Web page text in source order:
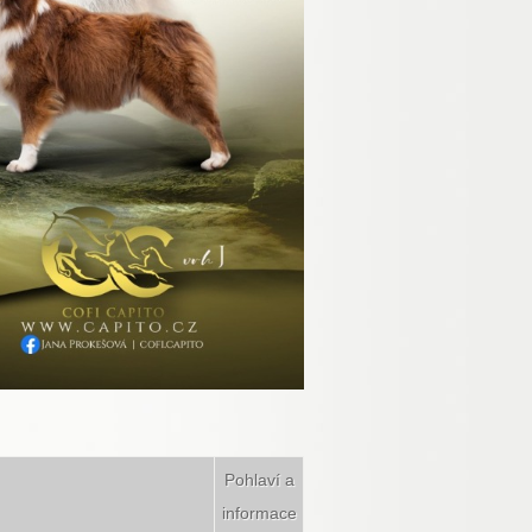
Pohlaví a
informace